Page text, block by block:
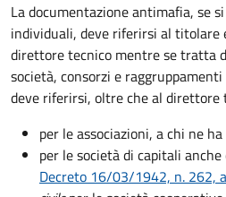
La documentazione antimafia, se
individuali, deve riferirsi al titolare
direttore tecnico mentre setratta
società, consorzi e
deve riferirsi, oltre che al direttore
per le associazioni, a chi ne
per le società di capitali
Decreto 16/03/1942, n. 262,